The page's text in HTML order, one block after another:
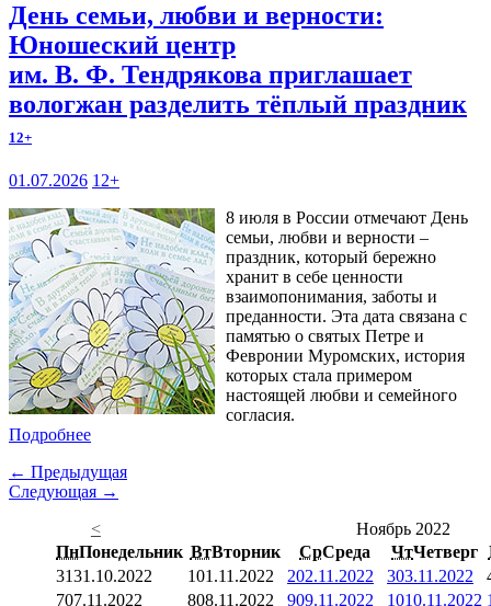
День семьи, любви и верности:
Юношеский центр
им. В. Ф. Тендрякова приглашает
вологжан разделить тёплый праздник
12+
01.07.2026 12+
8 июля в России отмечают День
семьи, любви и верности –
праздник, который бережно
хранит в себе ценности
взаимопонимания, заботы и
преданности. Эта дата связана с
памятью о святых Петре и
Февронии Муромских, история
которых стала примером
настоящей любви и семейного
согласия.
Подробнее
← Предыдущая
Следующая →
<
Ноябрь 2022
ПнПонедельник ВтВторник СрСреда ЧтЧетверг
3131.10.2022 101.11.2022 202.11.2022 303.11.2022
707.11.2022 808.11.2022 909.11.2022 1010.11.2022